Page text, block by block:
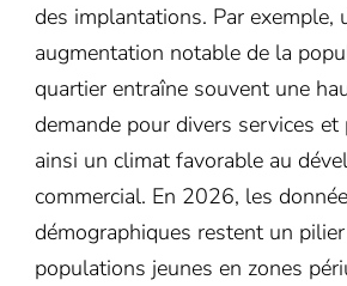
des implantations. Par exemple,
augmentation notable de la
quartier entraîne souvent une
demande pour divers services
ainsi un climat favorable au
commercial. En 2026, les
démographiques restent un
populations jeunes en zones